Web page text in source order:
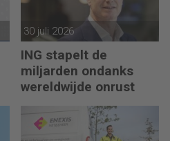
30 juli 2026
ING stapelt de
miljarden ondanks
wereldwijde onrust